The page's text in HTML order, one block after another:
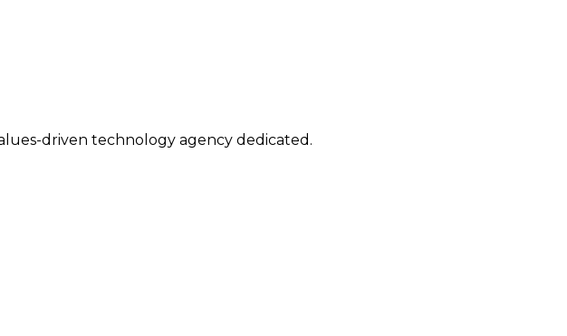
driven technology agency dedicated.